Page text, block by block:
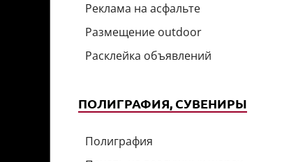
Реклама на асфальте
Размещение outdoor
Расклейка объявлений
ПОЛИГРАФИЯ, СУВЕНИРЫ
Полиграфия